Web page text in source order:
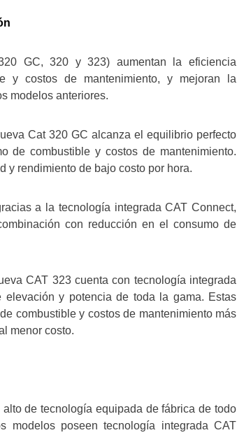
GC, 320 y 323) aumentan la eficiencia
y costos de mantenimiento, y mejoran la
modelos anteriores.
Cat 320 GC alcanza el equilibrio perfecto
de combustible y costos de mantenimiento.
y rendimiento de bajo costo por hora.
a la tecnología integrada CAT Connect,
con reducción en el consumo de
CAT 323 cuenta con tecnología integrada
y potencia de toda la gama. Estas
combustible y costos de mantenimiento más
menor costo.
de tecnología equipada de fábrica de todo
modelos poseen tecnología integrada CAT